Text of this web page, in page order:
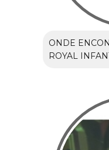
ONDE
ROYAL